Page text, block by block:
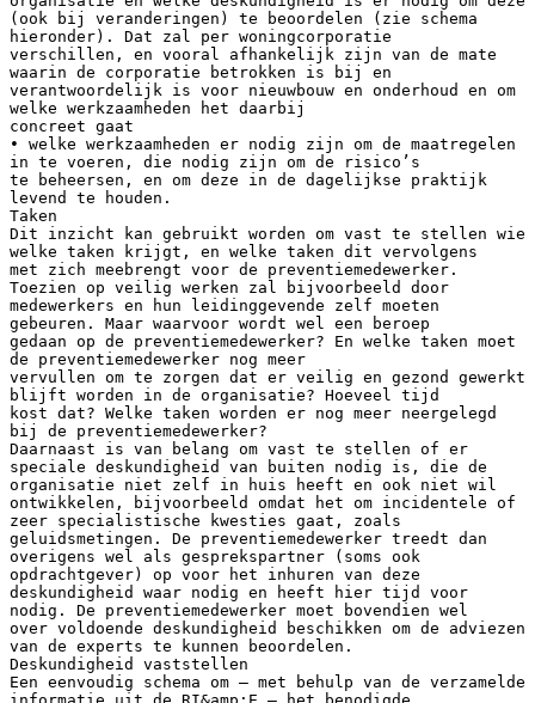
(ook bij veranderingen) te beoordelen (zie schema
hieronder). Dat zal per woningcorporatie
verschillen, en vooral afhankelijk zijn van de mate
waarin de corporatie betrokken is bij en
verantwoordelijk is voor nieuwbouw en onderhoud en om
welke werkzaamheden het daarbij
concreet gaat
• welke werkzaamheden er nodig zijn om de maatregelen
in te voeren, die nodig zijn om de risico’s
te beheersen, en om deze in de dagelijkse praktijk
levend te houden.
Taken
Dit inzicht kan gebruikt worden om vast te stellen wie
welke taken krijgt, en welke taken dit vervolgens
met zich meebrengt voor de preventiemedewerker.
Toezien op veilig werken zal bijvoorbeeld door
medewerkers en hun leidinggevende zelf moeten
gebeuren. Maar waarvoor wordt wel een beroep
gedaan op de preventiemedewerker? En welke taken moet
de preventiemedewerker nog meer
vervullen om te zorgen dat er veilig en gezond gewerkt
blijft worden in de organisatie? Hoeveel tijd
kost dat? Welke taken worden er nog meer neergelegd
bij de preventiemedewerker?
Daarnaast is van belang om vast te stellen of er
speciale deskundigheid van buiten nodig is, die de
organisatie niet zelf in huis heeft en ook niet wil
ontwikkelen, bijvoorbeeld omdat het om incidentele of
zeer specialistische kwesties gaat, zoals
geluidsmetingen. De preventiemedewerker treedt dan
overigens wel als gesprekspartner (soms ook
opdrachtgever) op voor het inhuren van deze
deskundigheid waar nodig en heeft hier tijd voor
nodig. De preventiemedewerker moet bovendien wel
over voldoende deskundigheid beschikken om de adviezen
van de experts te kunnen beoordelen.
Deskundigheid vaststellen
Een eenvoudig schema om – met behulp van de verzamelde